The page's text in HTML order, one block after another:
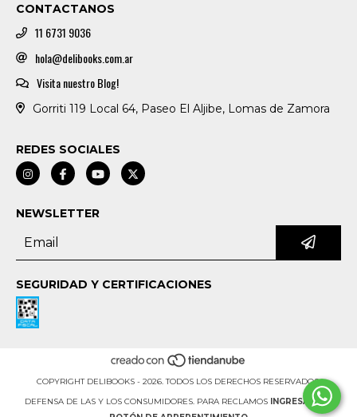
CONTACTANOS
11 6731 9036
hola@delibooks.com.ar
Visita nuestro Blog!
Gorriti 119 Local 64, Paseo El Aljibe, Lomas de Zamora
REDES SOCIALES
NEWSLETTER
SEGURIDAD Y CERTIFICACIONES
COPYRIGHT DELIBOOKS - 2026. TODOS LOS DERECHOS RESERVADOS.
DEFENSA DE LAS Y LOS CONSUMIDORES. PARA RECLAMOS INGRESÁ ACÁ.